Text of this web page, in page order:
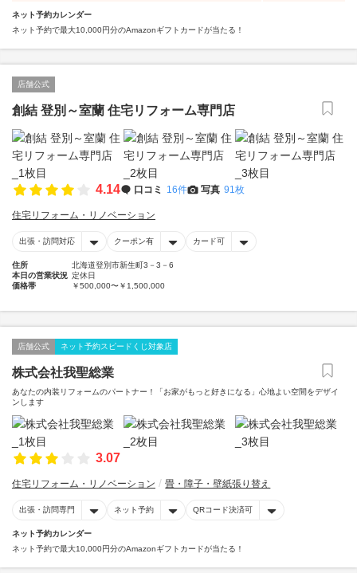
ネット予約カレンダー
ネット予約で最大10,000円分のAmazonギフトカードが当たる！
店舗公式
創結 登別～室蘭 住宅リフォーム専門店
4.14 口コミ 16件 写真 91枚
住宅リフォーム・リノベーション
出張・訪問対応 クーポン有 カード可
住所
北海道登別市新生町3－3－6
本日の営業状況 定休日
価格帯
￥500,000〜￥1,500,000
店舗公式 ネット予約スピードくじ対象店
株式会社我聖総業
あなたの内装リフォームのパートナー！「お家がもっと好きになる」心地よい空間をデザイ
ンします
3.07
住宅リフォーム・リノベーション 畳・障子・壁紙張り替え
出張・訪問専門 ネット予約 QRコード決済可
ネット予約カレンダー
ネット予約で最大10,000円分のAmazonギフトカードが当たる！